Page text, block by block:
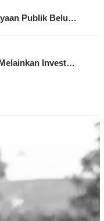
Publik Belu…
Invest…